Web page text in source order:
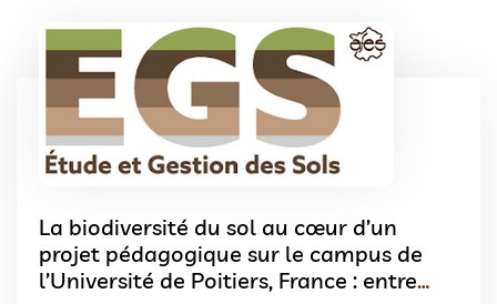
La biodiversité du sol au cœur d’un
projet pédagogique sur le campus de
l’Université de Poitiers, France : entre